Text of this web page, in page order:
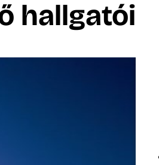
hallgatói